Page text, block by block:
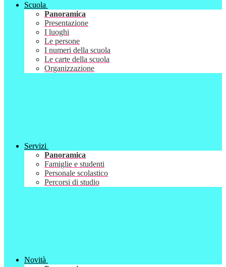
Scuola
Panoramica
Presentazione
I luoghi
Le persone
I numeri della scuola
Le carte della scuola
Organizzazione
Servizi
Panoramica
Famiglie e studenti
Personale scolastico
Percorsi di studio
Novità